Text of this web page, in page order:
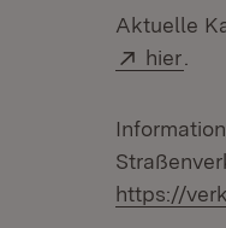
Aktuelle
Extern:
hier
https://